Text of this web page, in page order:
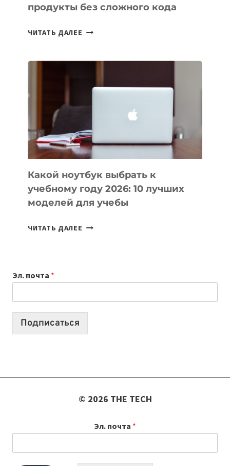
продукты без сложного кода
ЧИТАТЬ ДАЛЕЕ
ПОМОГАЮТ
СОЗДАВАТЬ
БЕЗ
СЛОЖНОГО
КОДА
Какой ноутбук выбрать к
учебному году 2026: 10 лучших
моделей для учебы
ЧИТАТЬ ДАЛЕЕ КАКОЙ
2026:
10
Эл. почта *
Подписаться
© 2026 THE TECH
Эл. почта *